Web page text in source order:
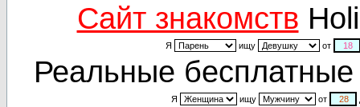
Cайт знакомств
Я ищу от
Реальные бесплатные
Я ищу от